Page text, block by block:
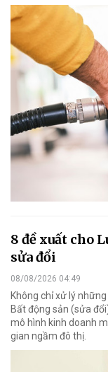
8 đề xuất cho
sửa đổi
08/08/2026 04:49
Không chỉ xử lý
Bất động sản (sửa
mô hình kinh doanh
gian ngầm đô thị.